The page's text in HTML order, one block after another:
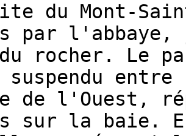
du Mont-
par l'abbaye,
du rocher. Le
de l'Ouest,
sur la baie.